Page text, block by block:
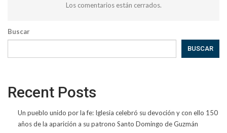
Los comentarios están cerrados.
Buscar
BUSCAR
Recent Posts
Un pueblo unido por la fe: Iglesia celebró su devoción y con ello 150
años de la aparición a su patrono Santo Domingo de Guzmán